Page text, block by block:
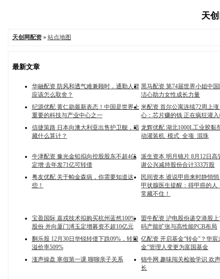
天
天创网配资» 站点地图
最新文章
华融配资 防风和透气难兼顾时，通勤人群
应该怎么取舍？
黑马配资 第74届世界小姐中
洁心助力女性成长力量
纪源优配 黄仁勋最新表态！中国是世界上
重要的科技与产业中心之一
米配资 首尔公寓连续72周上
心：芯片赚的钱 正在疯狂灌
信捷策路 日本向澳大利亚出售护卫舰，暗
藏什么算计？
龙辉优配 湖北1000L工业胶黏
动灌装机_模式_全项_混珠
牛津配资 豫光金铅拟向控股股东不超4亿
定增 去年发71亿可转债
派生资本 明月镜片 8月12日高
谢公兴减持股份合计333万股
粤友优配 关于帕金森病，你需要知道这
些！
民间资本 谁说甲癌来时静悄
甲状腺医生提醒：得甲癌的人
常藏不住！
宝盈国际 嘉戎技术拟购买杭州蓝然100%
股份 并向厦门溥玉定增募资不超10亿元
盟牛配资 沪电股份递交港股
码产能扩张与高性能PCB布局
翻乐股 12月30日华锐转债下跌09%，转股
溢价率509%
亿配资 开启基金“转会”？华宸
金”管理人变更为富国基金
涨声操盘 寒假第一课 聊聊亲子关系
锦牛网 趣味闯关检验学识 欢
长